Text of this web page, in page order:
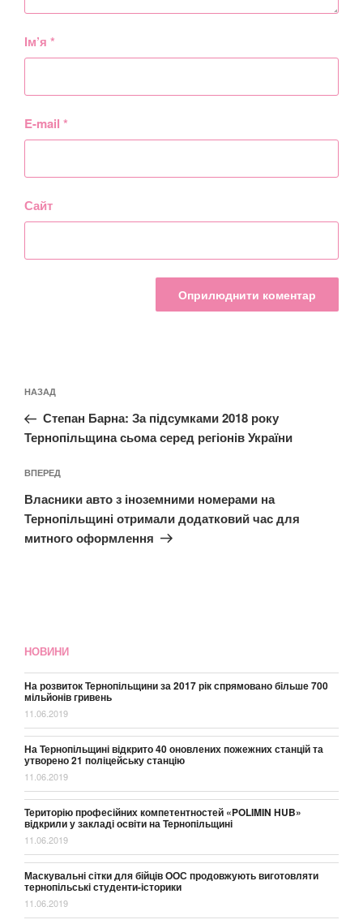
Ім’я *
E-mail *
Сайт
записів
Попередній
запис:
НАЗАД
Степан Барна: За підсумками 2018 року
Тернопільщина сьома серед регіонів України
Наступний
запис
ВПЕРЕД
Власники авто з іноземними номерами на
Тернопільщині отримали додатковий час для
митного оформлення
НОВИНИ
На розвиток Тернопільщини за 2017 рік спрямовано більше 700
мільйонів гривень
11.06.2019
На Тернопільщині відкрито 40 оновлених пожежних станцій та
утворено 21 поліцейську станцію
11.06.2019
Територію професійних компетентностей «POLIMIN HUB»
відкрили у закладі освіти на Тернопільщині
11.06.2019
Маскувальні сітки для бійців ООС продовжують виготовляти
тернопільські студенти-історики
11.06.2019